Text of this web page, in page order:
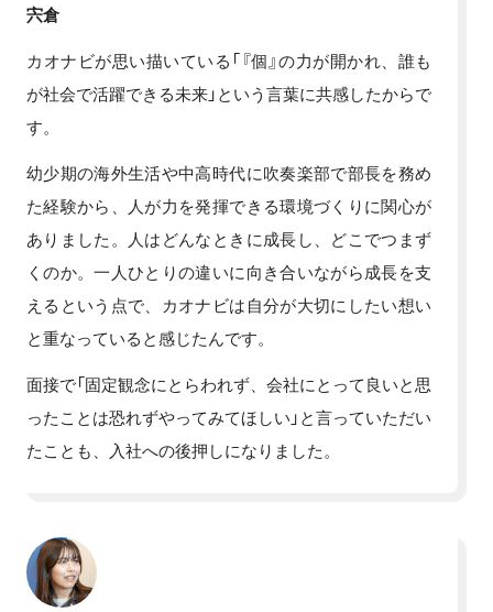
宍倉
カオナビが思い描いている「『個』の力が開かれ、誰も
が社会で活躍できる未来」という言葉に共感したからで
す。
幼少期の海外生活や中高時代に吹奏楽部で部長を務め
た経験から、人が力を発揮できる環境づくりに関心が
ありました。人はどんなときに成長し、どこでつまず
くのか。一人ひとりの違いに向き合いながら成長を支
えるという点で、カオナビは自分が大切にしたい想い
と重なっていると感じたんです。
面接で「固定観念にとらわれず、会社にとって良いと思
ったことは恐れずやってみてほしい」と言っていただい
たことも、入社への後押しになりました。